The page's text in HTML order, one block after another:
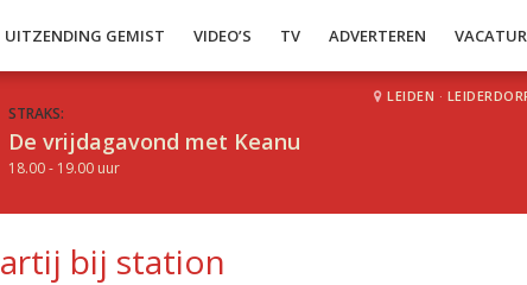
UITZENDING GEMIST VIDEO’S TV ADVERTEREN
STRAKS:
De vrijdagavond met Keanu
18.00 - 19.00 uur
LEIDEN ·
bij station